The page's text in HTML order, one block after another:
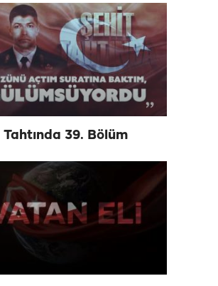
39. Bölüm